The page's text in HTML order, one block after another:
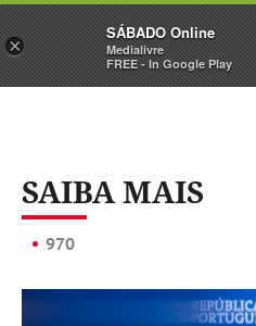
Sábado
SAIBA MAIS
970
×
SÁBADO Online
Medialivre
FREE - In Google Play